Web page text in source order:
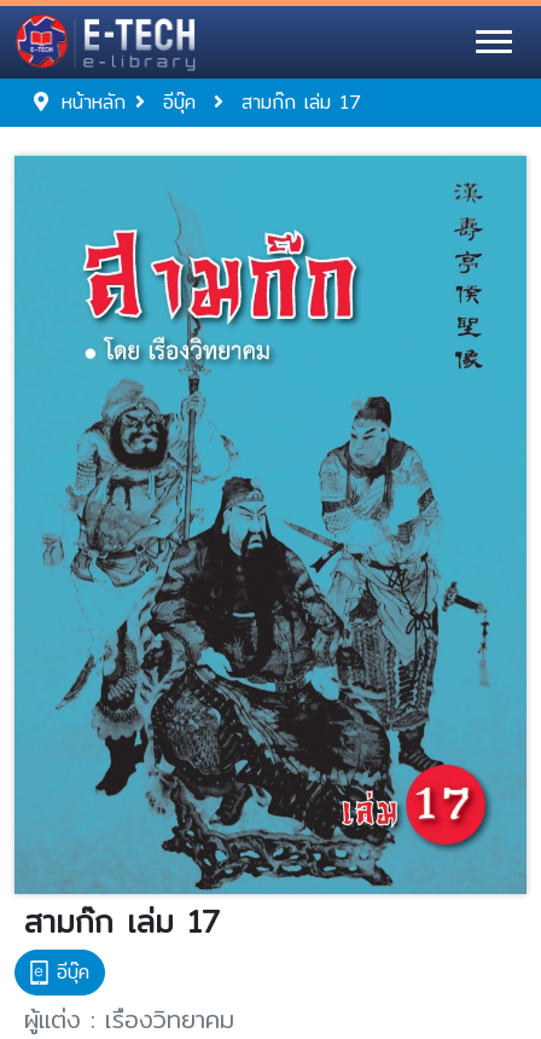
หน้าหลัก อีบุ๊ค สามก๊ก เล่ม 17
สามก๊ก เล่ม 17
อีบุ๊ค
ผู้แต่ง : เรืองวิทยาคม